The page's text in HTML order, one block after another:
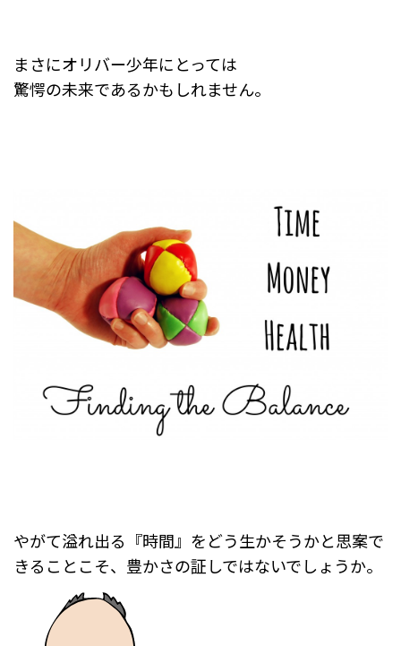
まさにオリバー少年にとっては
驚愕の未来であるかもしれません。
やがて溢れ出る『時間』をどう生かそうかと思案で
きることこそ、 豊かさの証しではないでしょうか。